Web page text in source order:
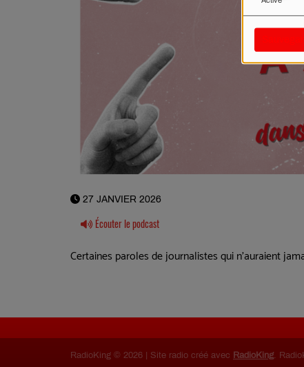
27 JANVIER 2026
Écouter le podcast
Certaines paroles de journalistes qui n'auraient
RadioKing © 2026 | Site radio créé avec RadioKing.